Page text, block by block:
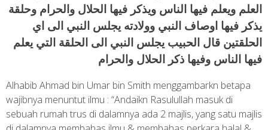
العلم ويعلم فيها الناس ويذكر فيها الحلال والحرام وحلقة
يذكر فيها اوصاف النبي وولادته يجلس النبي الى اي
الحلقتين قال الحبيب يجلس النبي الى الحلقة التي يعلم
فيها الناس وفيها ذكر الحلال والحرام
Alhabib Ahmad bin Umar bin Smith menggambarkn betapa
wajibnya menuntut ilmu : “Andaikn Rasulullah masuk di
sebuah rumah trus di dalamnya ada 2 majlis, yang satu majlis